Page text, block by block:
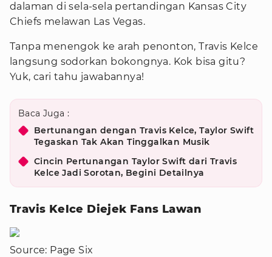
dalaman di sela-sela pertandingan Kansas City
Chiefs melawan Las Vegas.
Tanpa menengok ke arah penonton, Travis Kelce
langsung sodorkan bokongnya. Kok bisa gitu?
Yuk, cari tahu jawabannya!
Baca Juga :
Bertunangan dengan Travis Kelce, Taylor Swift
Tegaskan Tak Akan Tinggalkan Musik
Cincin Pertunangan Taylor Swift dari Travis
Kelce Jadi Sorotan, Begini Detailnya
Travis Kelce Diejek Fans Lawan
Source: Page Six